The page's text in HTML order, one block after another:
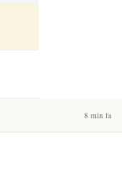
8 min fa